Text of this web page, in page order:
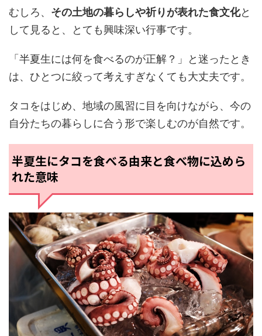
むしろ、 その土地の暮らしや祈りが表れた食文化と
して見ると、とても興味深い行事です。
「半夏生には何を食べるのが正解？」と迷ったとき
は、ひとつに絞って考えすぎなくても大丈夫です。
タコをはじめ、地域の風習に目を向けながら、今の
自分たちの暮らしに合う形で楽しむのが自然です。
半夏生にタコを食べる由来と食べ物に込めら
れた意味